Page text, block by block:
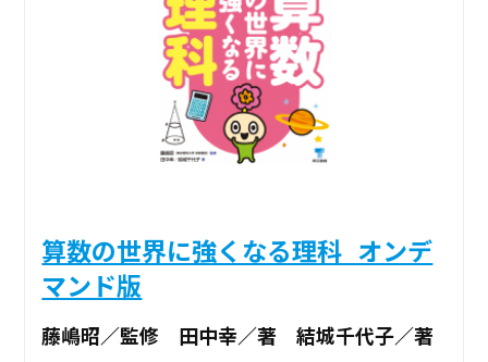
算数の世界に強くなる理科_オンデ
マンド版
藤嶋昭／監修 田中幸／著 結城千代子／著